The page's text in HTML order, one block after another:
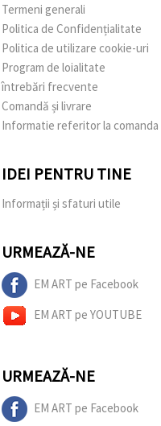
Termeni generali
Politica de Confidențialitate
Politica de utilizare cookie-uri
Program de loialitate
întrebări frecvente
Comandă și livrare
Informatie referitor la comanda
IDEI PENTRU TINE
Informații și sfaturi utile
URMEAZĂ-NE
EM ART pe Facebook
EM ART pe YOUTUBE
URMEAZĂ-NE
EM ART pe Facebook